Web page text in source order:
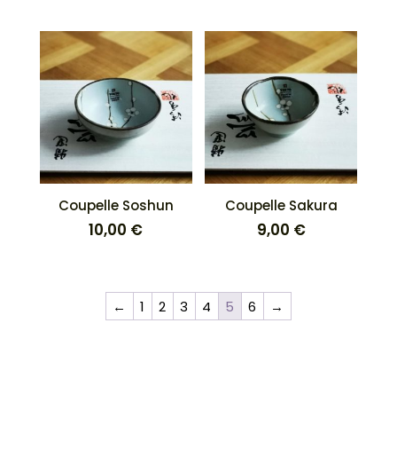
était :
42,00 €.
est :
30,00
Coupelle Soshun
10,00 €
Coupelle Sakura
9,00 €
← 1 2 3 4 5 6 →